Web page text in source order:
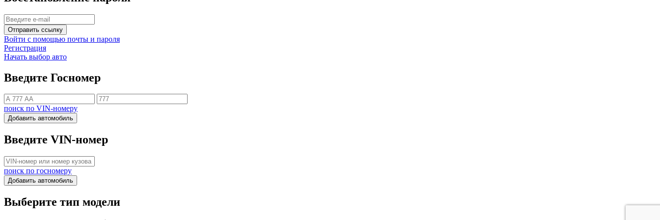
Отправить ссылку
Войти с помощью почты и пароля
Регистрация
Начать выбор авто
Введите Госномер
поиск по VIN-номеру
Добавить автомобиль
Введите VIN-номер
поиск по госномеру
Добавить автомобиль
Выберите тип модели